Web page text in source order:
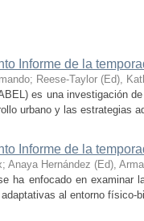
Informe de la
; Reese-Taylor (Ed),
es una investigación
urbano y las estrategias
Informe de la
; Anaya Hernández (Ed),
ha enfocado en examinar
al entorno físico-